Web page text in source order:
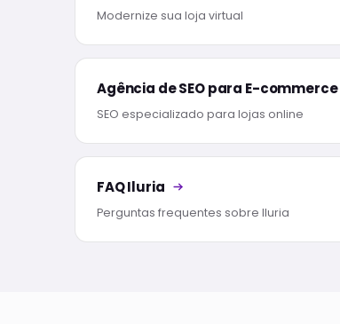
Modernize sua loja virtual
Agência de SEO para E-commerce
SEO especializado para lojas online
FAQ Iluria
Perguntas frequentes sobre Iluria